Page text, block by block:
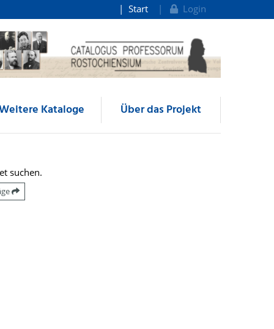
Start Login
Kataloge Über das Projekt
suchen.